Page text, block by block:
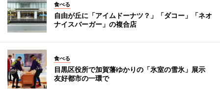
食べる
自由が丘に「アイムドーナツ？」「ダコー」「ネオ
ナイスバーガー」の複合店
食べる
目黒区役所で加賀藩ゆかりの「氷室の雪氷」展示
友好都市の一環で